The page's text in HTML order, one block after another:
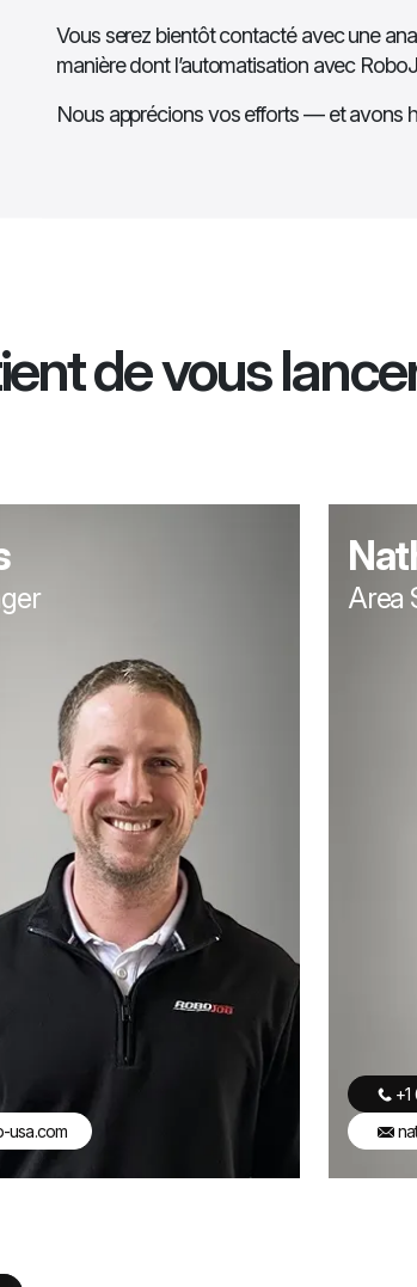
Vous serez bientôt contacté avec une
manière dont l’automatisation avec
Nous apprécions vos efforts — et avons
de vous
usa.com
Area